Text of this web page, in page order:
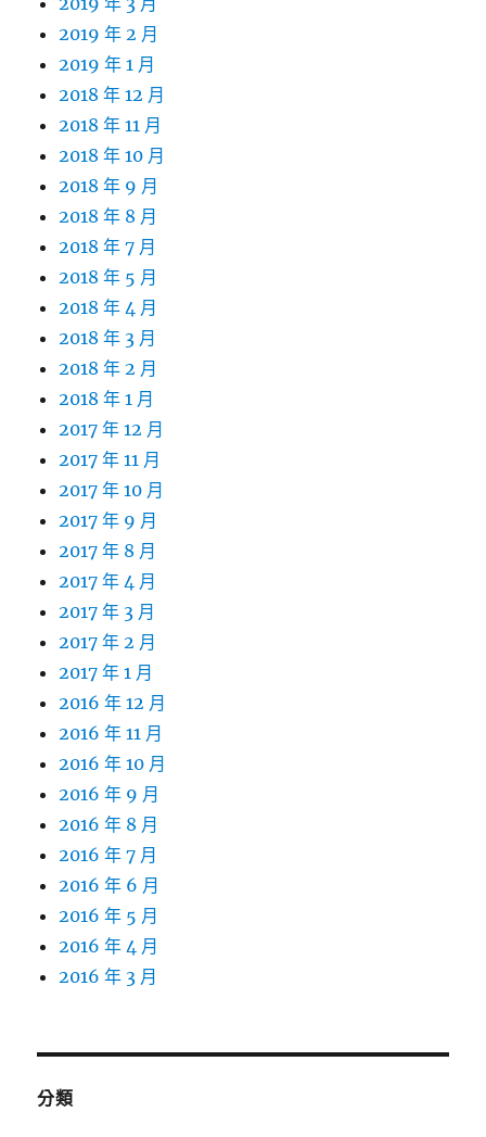
2019 年 2 月
2019 年 1 月
2018 年 12 月
2018 年 11 月
2018 年 10 月
2018 年 9 月
2018 年 8 月
2018 年 7 月
2018 年 5 月
2018 年 4 月
2018 年 3 月
2018 年 2 月
2018 年 1 月
2017 年 12 月
2017 年 11 月
2017 年 10 月
2017 年 9 月
2017 年 8 月
2017 年 4 月
2017 年 3 月
2017 年 2 月
2017 年 1 月
2016 年 12 月
2016 年 11 月
2016 年 10 月
2016 年 9 月
2016 年 8 月
2016 年 7 月
2016 年 6 月
2016 年 5 月
2016 年 4 月
2016 年 3 月
分類